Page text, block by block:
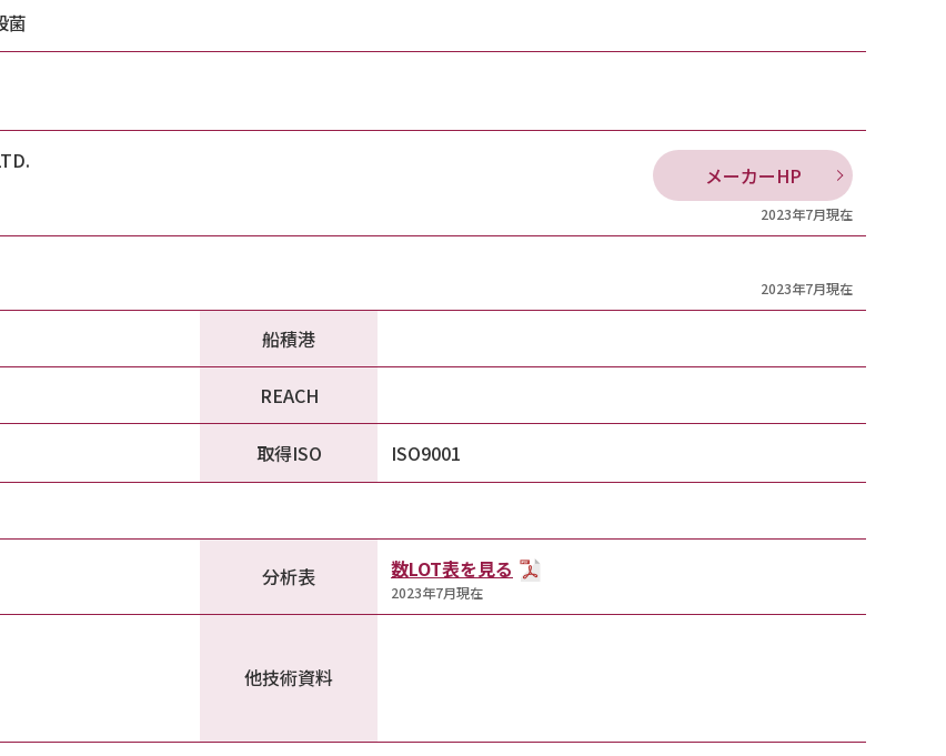
菌
メーカーHP
2023年7月現在
2023年7月現在
船積港
REACH
取得ISO ISO9001
分析表 数LOT表を見る
2023年7月現在
他技術資料